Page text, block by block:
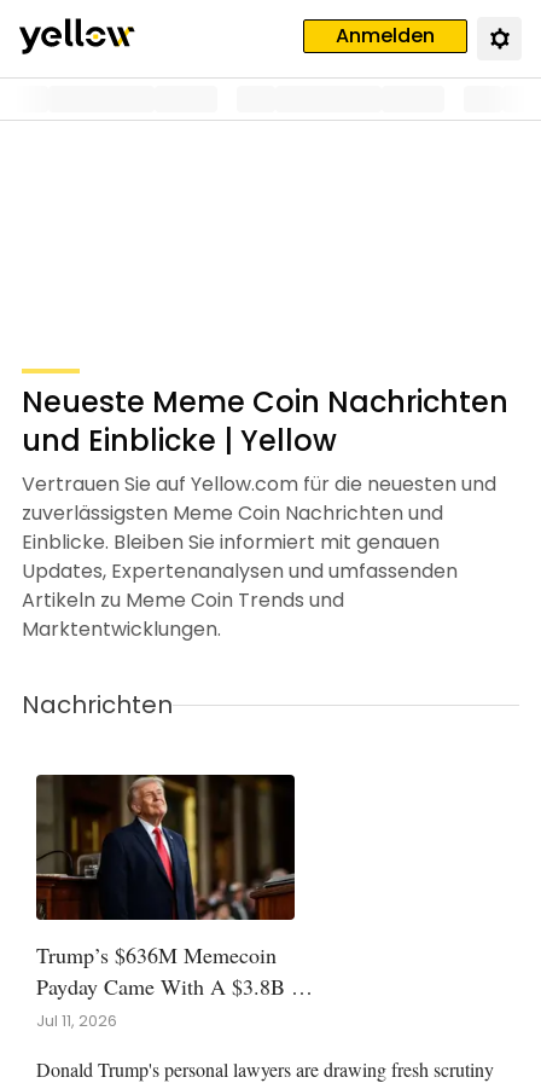
Anmelden
Neueste Meme Coin Nachrichten
und Einblicke | Yellow
Vertrauen Sie auf Yellow.com für die neuesten und
zuverlässigsten Meme Coin Nachrichten und
Einblicke. Bleiben Sie informiert mit genauen
Updates, Expertenanalysen und umfassenden
Artikeln zu Meme Coin Trends und
Marktentwicklungen.
Nachrichten
Trump’s $636M Memecoin
Payday Came With A $3.8B Bill
For Buyers
Jul 11, 2026
Donald Trump's personal lawyers are drawing fresh scrutiny